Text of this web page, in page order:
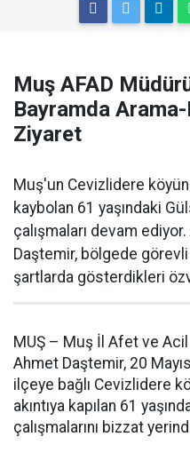
Muş AFAD
Bayramda
Ziyaret
Muş'un Cevizlidere
kaybolan 61 yaşındaki
çalışmaları devam
Daştemir, bölgede
şartlarda gösterdikleri
MUŞ – Muş İl Afet ve
Ahmet Daştemir, 20
ilçeye bağlı Cevizlidere
akıntıya kapılan 61
çalışmalarını bizzat